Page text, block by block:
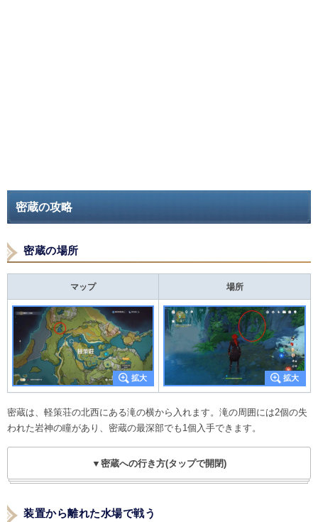
密蔵の攻略
密蔵の場所
マップ 場所
密蔵は、軽策荘の北西にある滝の横から入れます。滝の周囲には2個の失
われた岩神の瞳があり、密蔵の最深部でも1個入手できます。
▼密蔵への行き方(タップで開閉)
装置から離れた水場で戦う